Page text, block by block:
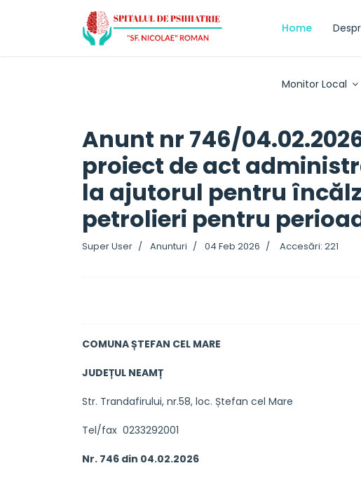
Home
Monitor Local
Anunt nr 746/
proiect de act
la ajutorul pentru
petrolieri pentru
Super User Anunturi 04 Feb 2026 Accesări: 221
COMUNA ȘTEFAN CEL MARE
JUDEȚUL NEAMȚ
Str. Trandafirului, nr.58, loc. Ștefan cel Mare
Tel/fax 0233292001
Nr. 746 din 04.02.2026